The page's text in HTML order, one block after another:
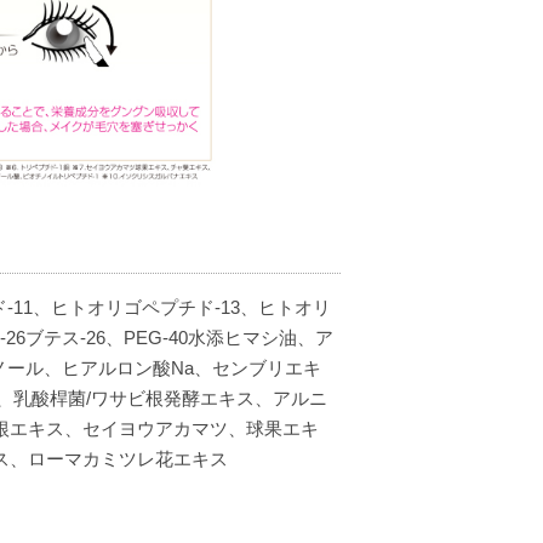
、ヒトオリゴペプチド-13、ヒトオリ
ブテス-26、PEG-40水添ヒマシ油、ア
ル、ヒアルロン酸Na、センブリエキ
乳酸桿菌/ワサビ根発酵エキス、アルニ
キス、セイヨウアカマツ、球果エキ
ローマカミツレ花エキス